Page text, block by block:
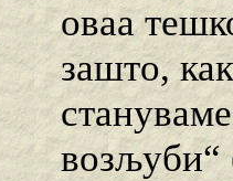
оваа
зашто,
возљуби“